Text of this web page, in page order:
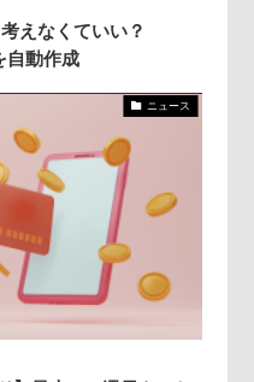
えなくていい？
自動作成
ニュース